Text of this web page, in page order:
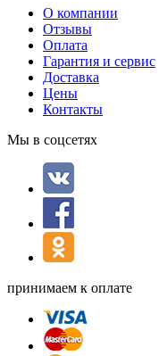
О компании
Отзывы
Оплата
Гарантия и сервис
Доставка
Цены
Контакты
Мы в соцсетях
принимаем к оплате